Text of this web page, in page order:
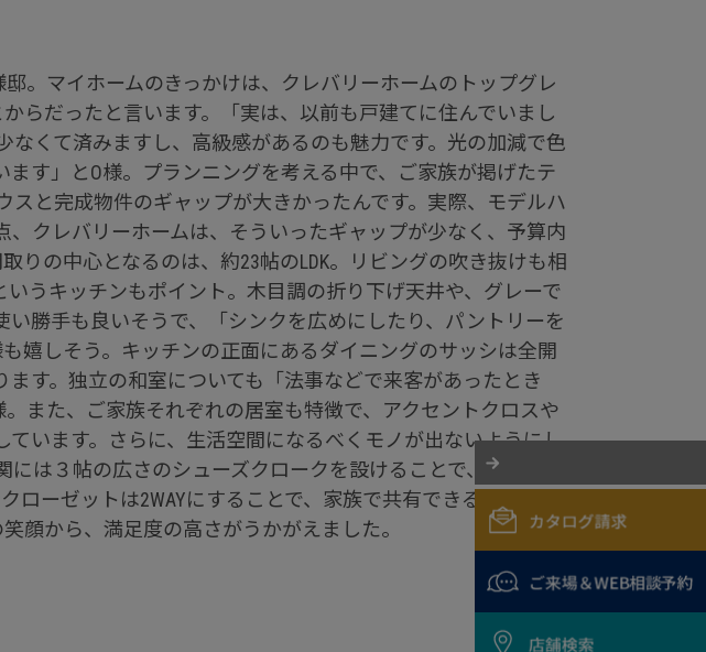
。マイホームのきっかけは、クレバリーホームのトップグレ
らだったと言います。「実は、以前も戸建てに住んでいまし
くて済みますし、高級感があるのも魅力です。光の加減で色
す」とO様。プランニングを考える中で、ご家族が掲げたテ
と完成物件のギャップが大きかったんです。実際、モデルハ
クレバリーホームは、そういったギャップが少なく、予算内
りの中心となるのは、約23帖のLDK。リビングの吹き抜けも相
うキッチンもポイント。木目調の折り下げ天井や、グレーで
勝手も良いそうで、「シンクを広めにしたり、パントリーを
嬉しそう。キッチンの正面にあるダイニングのサッシは全開
す。独立の和室についても「法事などで来客があったとき
また、ご家族それぞれの居室も特徴で、アクセントクロスや
います。さらに、生活空間になるべくモノが出ないようにし
は３帖の広さのシューズクロークを設けることで、メインの
ーゼットは2WAYにすることで、家族で共有できるようにし
顔から、満足度の高さがうかがえました。